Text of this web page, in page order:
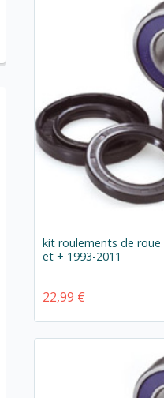
kit roulements de roue
et + 1993-2011
22,99 €